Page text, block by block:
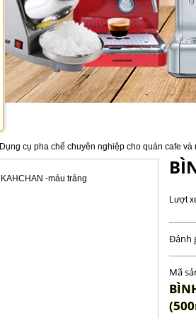
Dụng cụ pha chế chuyên nghiệp cho quán cafe và
Lượt
Đánh
Mã